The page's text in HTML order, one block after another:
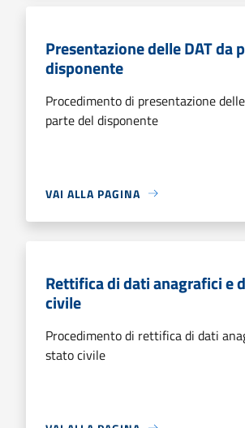
Presentazione delle DAT da
disponente
Procedimento di presentazione
parte del disponente
VAI ALLA PAGINA
Rettifica di dati anagrafici e
civile
Procedimento di rettifica di dati
stato civile